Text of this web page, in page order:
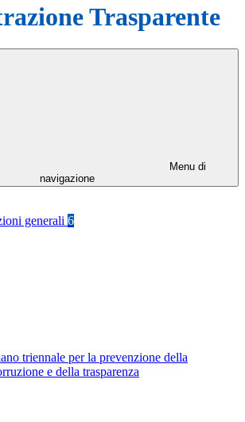
Trasparente
Menu di
navigazione
generali 6
triennale per la prevenzione della
e della trasparenza